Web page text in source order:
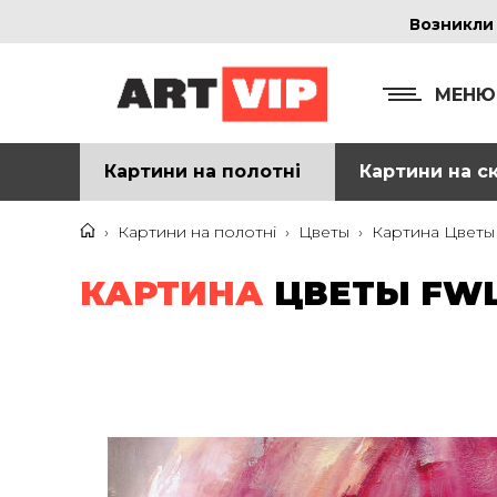
МЕНЮ
Картини на полотні Картини на
› Картини на полотні › Цветы › Картина Цветы
КАРТИНА ЦВЕТЫ
м.